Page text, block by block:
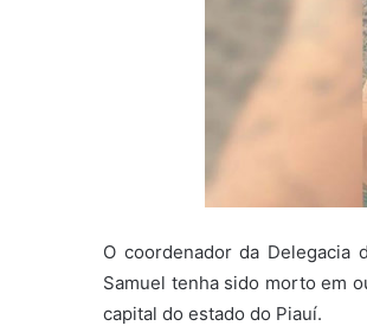
O coordenador da
Samuel tenha sido morto em
capital do estado do Piauí.